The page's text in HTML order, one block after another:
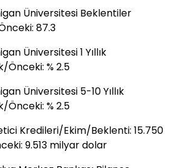
Üniversitesi Beklentiler
87.3
Üniversitesi 1 Yıllık
Önceki: % 2.5
Üniversitesi 5-10 Yıllık
Önceki: % 2.5
Kredileri/Ekim/Beklenti: 15.750
9.513 milyar dolar